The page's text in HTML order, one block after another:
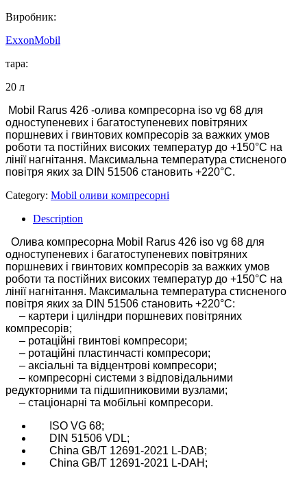
Виробник:
ExxonMobil
тара:
20 л
Mobil Rarus 426 -олива компресорна iso vg 68 для
одноступеневих і багатоступеневих повітряних
поршневих і гвинтових компресорів за важких умов
роботи та постійних високих температур до +150°C на
лінії нагнітання. Максимальна температура стисненого
повітря яких за DIN 51506 становить +220°C.
Category: Mobil оливи компресорні
Description
Олива компресорна Mobil Rarus 426 iso vg 68 для
одноступеневих і багатоступеневих повітряних
поршневих і гвинтових компресорів за важких умов
роботи та постійних високих температур до +150°C на
лінії нагнітання. Максимальна температура стисненого
повітря яких за DIN 51506 становить +220°C:
– картери і циліндри поршневих повітряних
компресорів;
– ротаційні гвинтові компресори;
– ротаційні пластинчасті компресори;
– аксіальні та відцентрові компресори;
– компресорні системи з відповідальними
редукторними та підшипниковими вузлами;
– стаціонарні та мобільні компресори.
ISO VG 68;
DIN 51506 VDL;
China GB/T 12691-2021 L-DAB;
China GB/T 12691-2021 L-DAH;